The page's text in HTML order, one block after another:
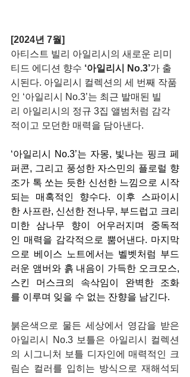
[2024년 7월]
아티스트 빌리 아일리시의 새로운 리미
티드 에디션 향수 ‘아일리시 No.3’가 출
시된다. 아일리시 컬렉션의 세 번째 작품
인 ‘아일리시 No.3’는 최근 발매된 빌
리 아일리시의 정규 3집 앨범처럼 감각
적이고 모던한 매력을 담아낸다.
‘아일리시 No.3’는 자몽, 빛나는 핑크 페
퍼콘, 그리고 풍성한 자스민의 플로럴 향
조가 톡 쏘는 듯한 신선한 느낌으로 시작
되는 매혹적인 향수다. 이후 스파이시
한 사프란, 신선한 전나무, 부드럽고 크리
미한 삼나무 향이 어우러지며 중독적
인 매력을 감각적으로 뿜어낸다. 마지막
으로 베이스 노트에서는 벨벳처럼 부드
러운 앰버와 흙 내음이 가득한 오크모스,
스킨 머스크의 속삭임이 완벽한 조화
를 이루며 잊을 수 없는 잔향을 남긴다.
붉은색으로 물든 세상에서 영감을 받은
아일리시 No.3 보틀은 아일리시 컬렉션
의 시그니처 보틀 디자인에 매력적인 크
림슨 컬러를 입히는 방식으로 재해석되